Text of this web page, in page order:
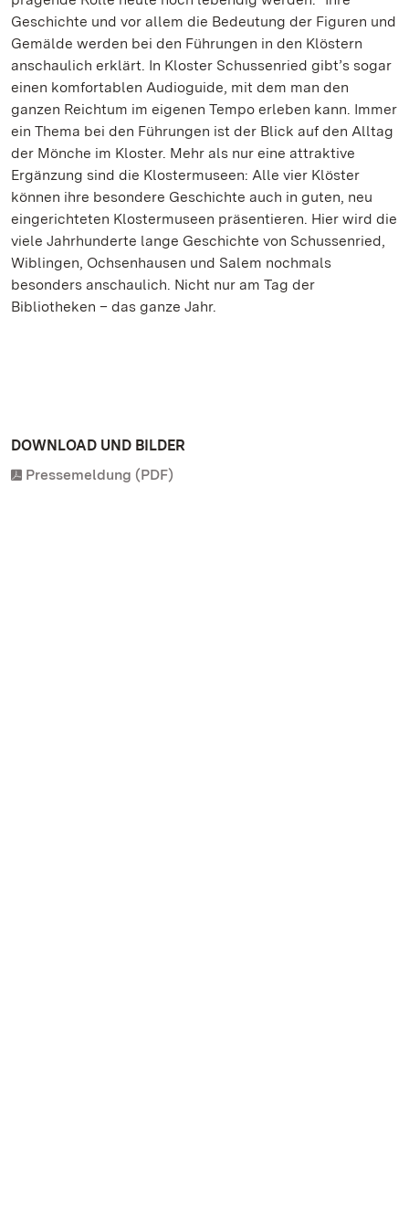
Geschichte und vor allem die Bedeutung der Figuren und
Gemälde werden bei den Führungen in den Klöstern
anschaulich erklärt. In Kloster Schussenried gibt’s sogar
einen komfortablen Audioguide, mit dem man den
ganzen Reichtum im eigenen Tempo erleben kann. Immer
ein Thema bei den Führungen ist der Blick auf den Alltag
der Mönche im Kloster. Mehr als nur eine attraktive
Ergänzung sind die Klostermuseen: Alle vier Klöster
können ihre besondere Geschichte auch in guten, neu
eingerichteten Klostermuseen präsentieren. Hier wird die
viele Jahrhunderte lange Geschichte von Schussenried,
Wiblingen, Ochsenhausen und Salem nochmals
besonders anschaulich. Nicht nur am Tag der
Bibliotheken – das ganze Jahr.
DOWNLOAD UND BILDER
Pressemeldung (PDF)